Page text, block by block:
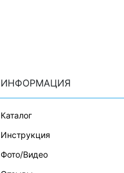
ИНФОРМАЦИЯ
Каталог
Инструкция
Фото/Видео